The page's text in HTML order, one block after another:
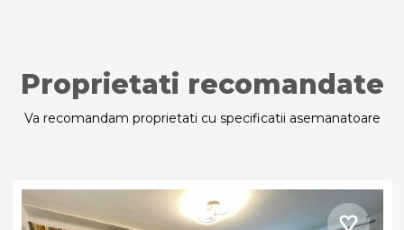
Proprietati recomandate
Va recomandam proprietati cu specificatii asemanatoare